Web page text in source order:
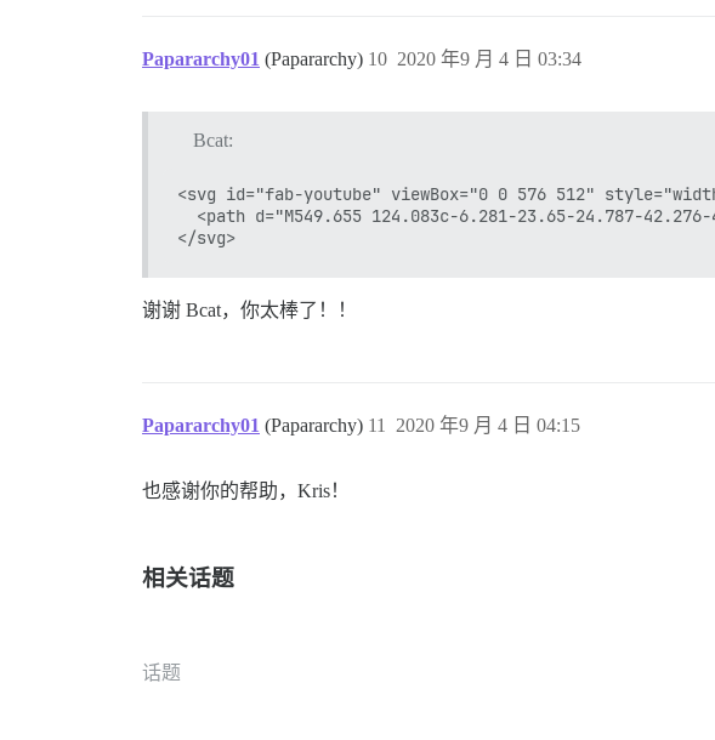
Papararchy01 (Papararchy) 2020 年9 月 4 日 03:34
10
Bcat:
<svg id="fab-youtube" viewBox="0 0 576 512"
<path d="M549.655 124.083c-6.281-23.65-24.787-
谢谢 Bcat，你太棒了！！
Papararchy01 (Papararchy) 2020 年9 月 4 日 04:15
11
也感谢你的帮助，Kris！
相关话题
话题